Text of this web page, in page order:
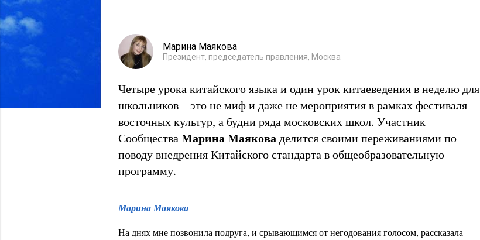
Марина Маякова
Президент, председатель правления, Москва
Четыре урока китайского языка и один урок китаеведения в неделю для
школьников – это не миф и даже не мероприятия в рамках фестиваля
восточных культур, а будни ряда московских школ. Участник
СообществаМарина Маяковаделится своими переживаниями по
поводу внедрения Китайского стандарта в общеобразовательную
программу.
Марина Маякова
На днях мне позвонила подруга, и срывающимся от негодования голосом, рассказала